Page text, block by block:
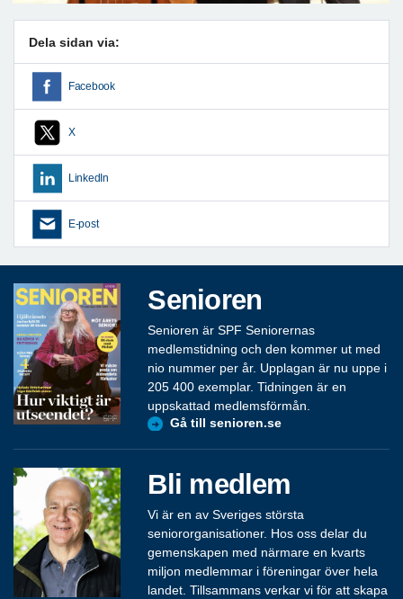
Dela sidan via:
Facebook
X
LinkedIn
E-post
Senioren
Senioren är SPF Seniorernas
medlemstidning och den kommer ut med
nio nummer per år. Upplagan är nu uppe i
205 400 exemplar. Tidningen är en
uppskattad medlemsförmån.
Gå till senioren.se
Bli medlem
Vi är en av Sveriges största
seniororganisationer. Hos oss delar du
gemenskapen med närmare en kvarts
miljon medlemmar i föreningar över hela
landet. Tillsammans verkar vi för att skapa